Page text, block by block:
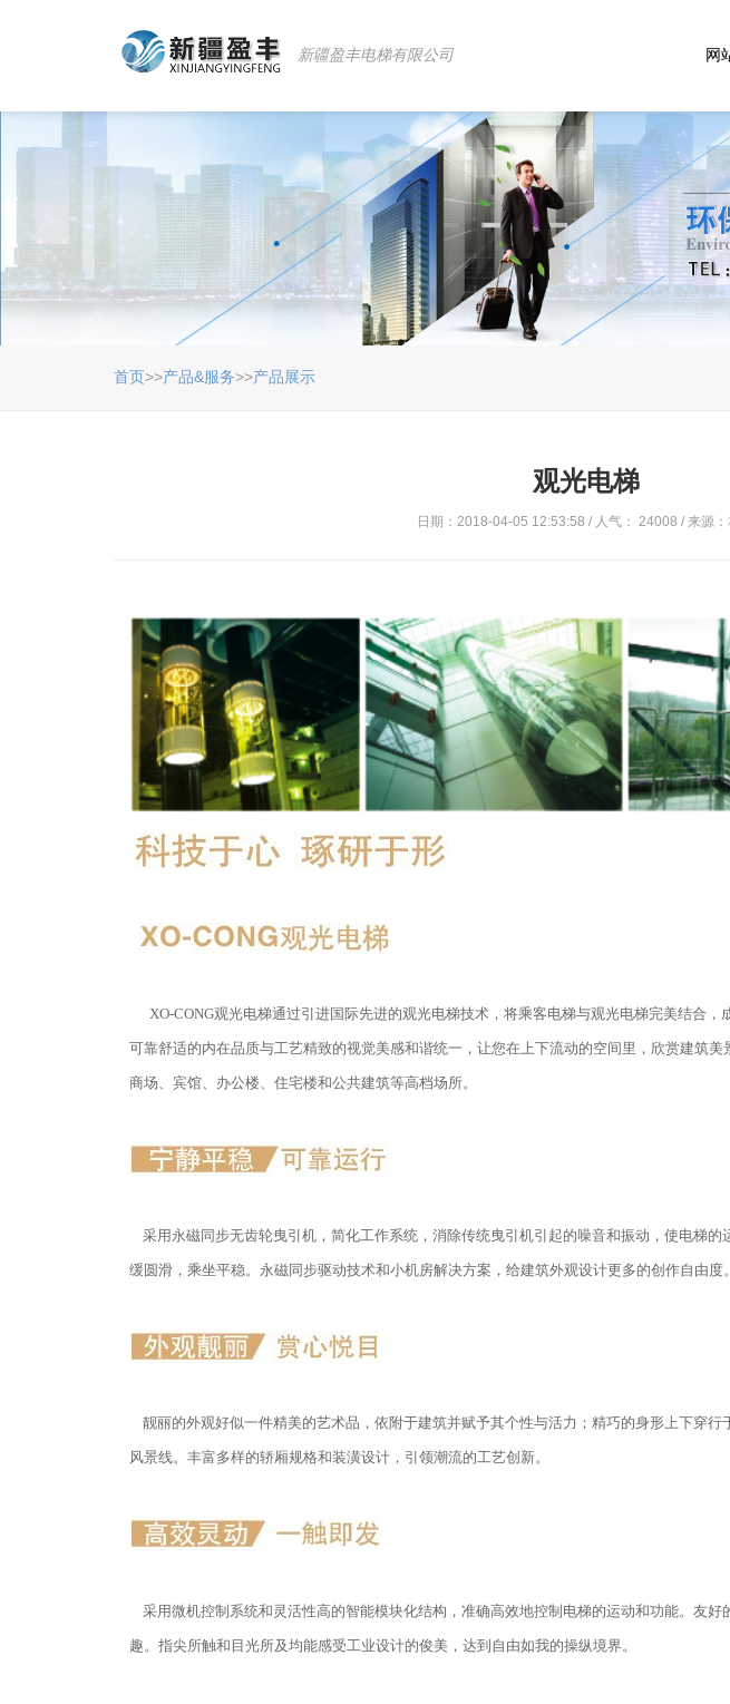
新疆盈丰电梯有限公司 网
首页>>产品&服务>>产品展示
观光电梯
日期：2018-04-05 12:53:58 / 人气： 24008 / 来源
XO-CONG观光电梯通过引进国际先进的观光电梯技术，将乘客电梯与观光电梯完美结合，
可靠舒适的内在品质与工艺精致的视觉美感和谐统一，让您在上下流动的空间里，欣赏建筑
商场、宾馆、办公楼、住宅楼和公共建筑等高档场所。
采用永磁同步无齿轮曳引机，简化工作系统，消除传统曳引机引起的噪音和振动，使电梯
缓圆滑，乘坐平稳。永磁同步驱动技术和小机房解决方案，给建筑外观设计更多的创作自由度。
靓丽的外观好似一件精美的艺术品，依附于建筑并赋予其个性与活力；精巧的身形上下穿
风景线。丰富多样的轿厢规格和装潢设计，引领潮流的工艺创新。
采用微机控制系统和灵活性高的智能模块化结构，准确高效地控制电梯的运动和功能。友
趣。指尖所触和目光所及均能感受工业设计的俊美，达到自由如我的操纵境界。